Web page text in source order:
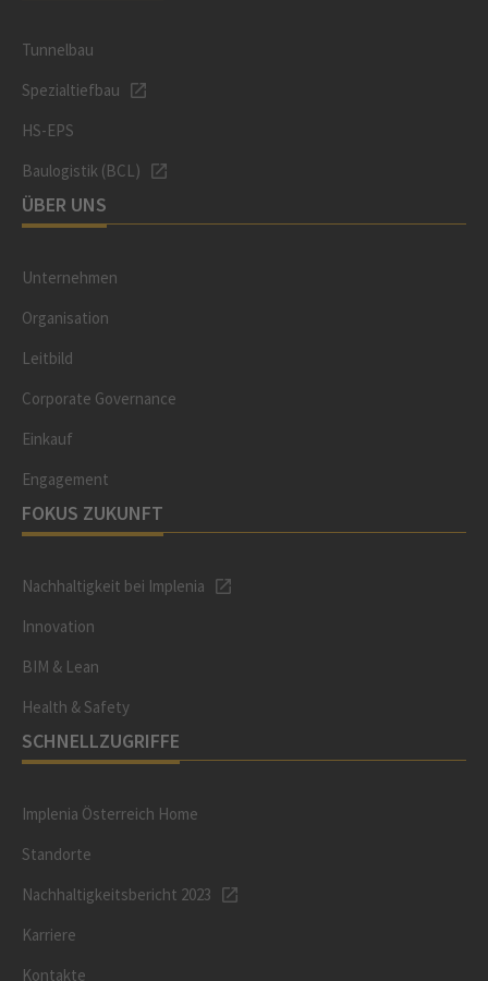
Tunnelbau
Spezialtiefbau
HS-EPS
Baulogistik (BCL)
ÜBER UNS
Unternehmen
Organisation
Leitbild
Corporate Governance
Einkauf
Engagement
FOKUS ZUKUNFT
Nachhaltigkeit bei Implenia
Innovation
BIM & Lean
Health & Safety
SCHNELLZUGRIFFE
Implenia Österreich Home
Standorte
Nachhaltigkeitsbericht 2023
Karriere
Kontakte